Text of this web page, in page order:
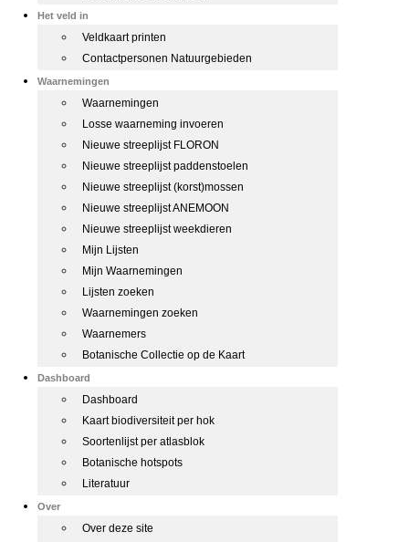
Het veld in
Veldkaart printen
Contactpersonen Natuurgebieden
Waarnemingen
Waarnemingen
Losse waarneming invoeren
Nieuwe streeplijst FLORON
Nieuwe streeplijst paddenstoelen
Nieuwe streeplijst (korst)mossen
Nieuwe streeplijst ANEMOON
Nieuwe streeplijst weekdieren
Mijn Lijsten
Mijn Waarnemingen
Lijsten zoeken
Waarnemingen zoeken
Waarnemers
Botanische Collectie op de Kaart
Dashboard
Dashboard
Kaart biodiversiteit per hok
Soortenlijst per atlasblok
Botanische hotspots
Literatuur
Over
Over deze site